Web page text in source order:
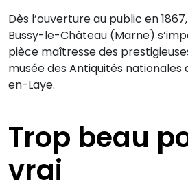
Dès l’ouverture au public en
Bussy-le-Château (Marne)
pièce maîtresse des
musée des Antiquités
en-Laye.
Trop beau
vrai